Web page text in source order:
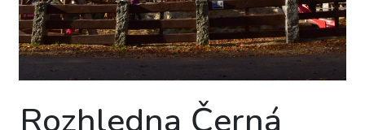
Rozhledna Černá